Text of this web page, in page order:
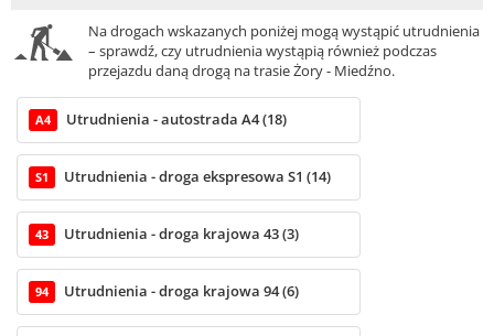
Na drogach wskazanych poniżej mogą wystąpić utrudnienia
– sprawdź, czy utrudnienia wystąpią również podczas
przejazdu daną drogą na trasie Żory - Miedźno.
A4 Utrudnienia - autostrada A4 (18)
S1 Utrudnienia - droga ekspresowa S1 (14)
43 Utrudnienia - droga krajowa 43 (3)
94 Utrudnienia - droga krajowa 94 (6)